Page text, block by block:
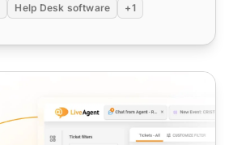
Help Desk software +1
столе